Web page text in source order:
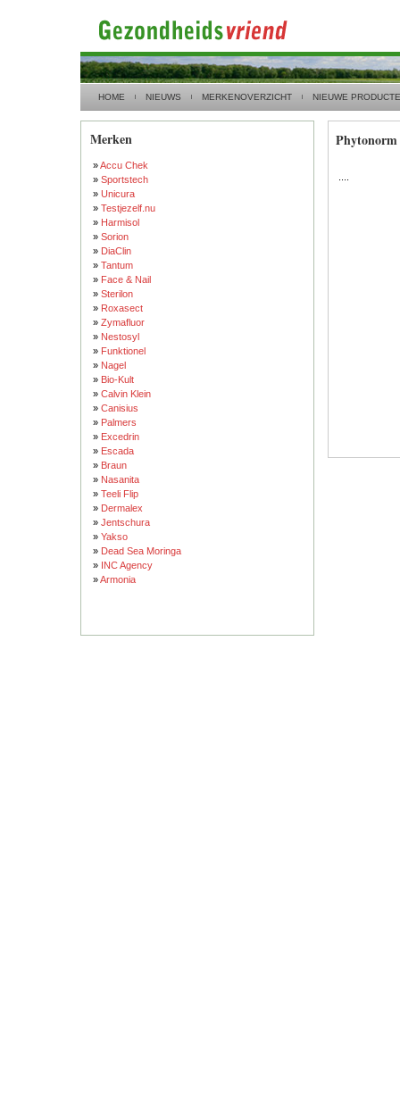
HOME NIEUWS MERKENOVERZICHT NIEUWE
Merken
»Accu Chek
» Sportstech
» Unicura
» Testjezelf.nu
» Harmisol
» Sorion
» DiaClin
» Tantum
» Face & Nail
» Sterilon
» Roxasect
» Zymafluor
» Nestosyl
» Funktionel
» Nagel
» Bio-Kult
» Calvin Klein
» Canisius
» Palmers
» Excedrin
» Escada
» Braun
» Nasanita
» Teeli Flip
» Dermalex
» Jentschura
» Yakso
» Dead Sea Moringa
» INC Agency
»Armonia
Phytonorm